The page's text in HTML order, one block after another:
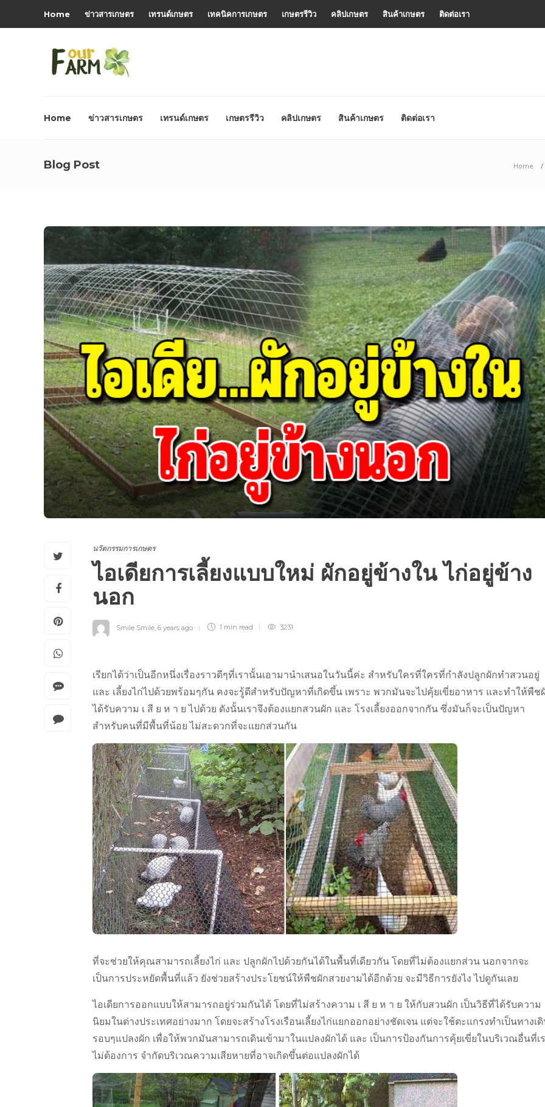
Home ข่าวสารเกษตร เทรนด์เกษตร เทคนิคการเกษตร เกษตรรีวิว คลิปเกษตร สินค้าเกษตร ติดต่อเรา
Home ข่าวสารเกษตร เทรนด์เกษตร เกษตรรีวิว คลิปเกษตร สินค้าเกษตร ติดต่อเรา
Blog Post Home
นวัตกรรมการเกษตร
ไอเดียการเลี้ยงแบบใหม่ ผักอยู่ข้างใน ไก่อยู่ข้าง
นอก
Smile Smile 6 years ago 1 min read 3231
เรียกได้ว่าเป็นอีกหนึ่งเรื่องราวดีๆที่เรานั้นเอามานำเสนอในวันนี้ค่ะ สำหรับใครที่ใครที่กำลังปลูกผักทำสวนอยู่
และ เลี้ยงไก่ไปด้วยพร้อมๆกัน คงจะรู้ดีสำหรับปัญหาที่เกิดขึ้น เพราะ พวกมันจะไปคุ้ยเขี่ยอาหาร และทำให้พืช
ได้รับความ เ สี ย ห า ย ไปด้วย ดังนั้นเราจึงต้องแยกสวนผัก และ โรงเลี้ยงออกจากกัน ซึ่งมันก็จะเป็นปัญหา
สำหรับคนที่มีพื้นที่น้อย ไม่สะดวกที่จะแยกส่วนกัน
ที่จะช่วยให้คุณสามารถเลี้ยงไก่ และ ปลูกผักไปด้วยกันได้ในพื้นที่เดียวกัน โดยที่ไม่ต้องแยกส่วน นอกจากจะ
เป็นการประหยัดพื้นที่แล้ว ยังช่วยสร้างประโยชน์ให้พืชผักสวยงามได้อีกด้วย จะมีวิธีการยังไง ไปดูกันเลย
ไอเดียการออกแบบให้สามารถอยู่ร่วมกันได้ โดยที่ไม่สร้างความ เ สี ย ห า ย ให้กับสวนผัก เป็นวิธีที่ได้รับความ
นิยมในต่างประเทศอย่างมาก โดยจะสร้างโรงเรือนเลี้ยงไก่แยกออกอย่างชัดเจน แต่จะใช้ตะแกรงทำเป็นทางเ
รอบๆแปลงผัก เพื่อให้พวกมันสามารถเดินเข้ามาในแปลงผักได้ และ เป็นการป้องกันการคุ้ยเขี่ยในบริเวณอื่นที่เ
ไม่ต้องการ จำกัดบริเวณความเสียหายที่อาจเกิดขึ้นต่อแปลงผักได้